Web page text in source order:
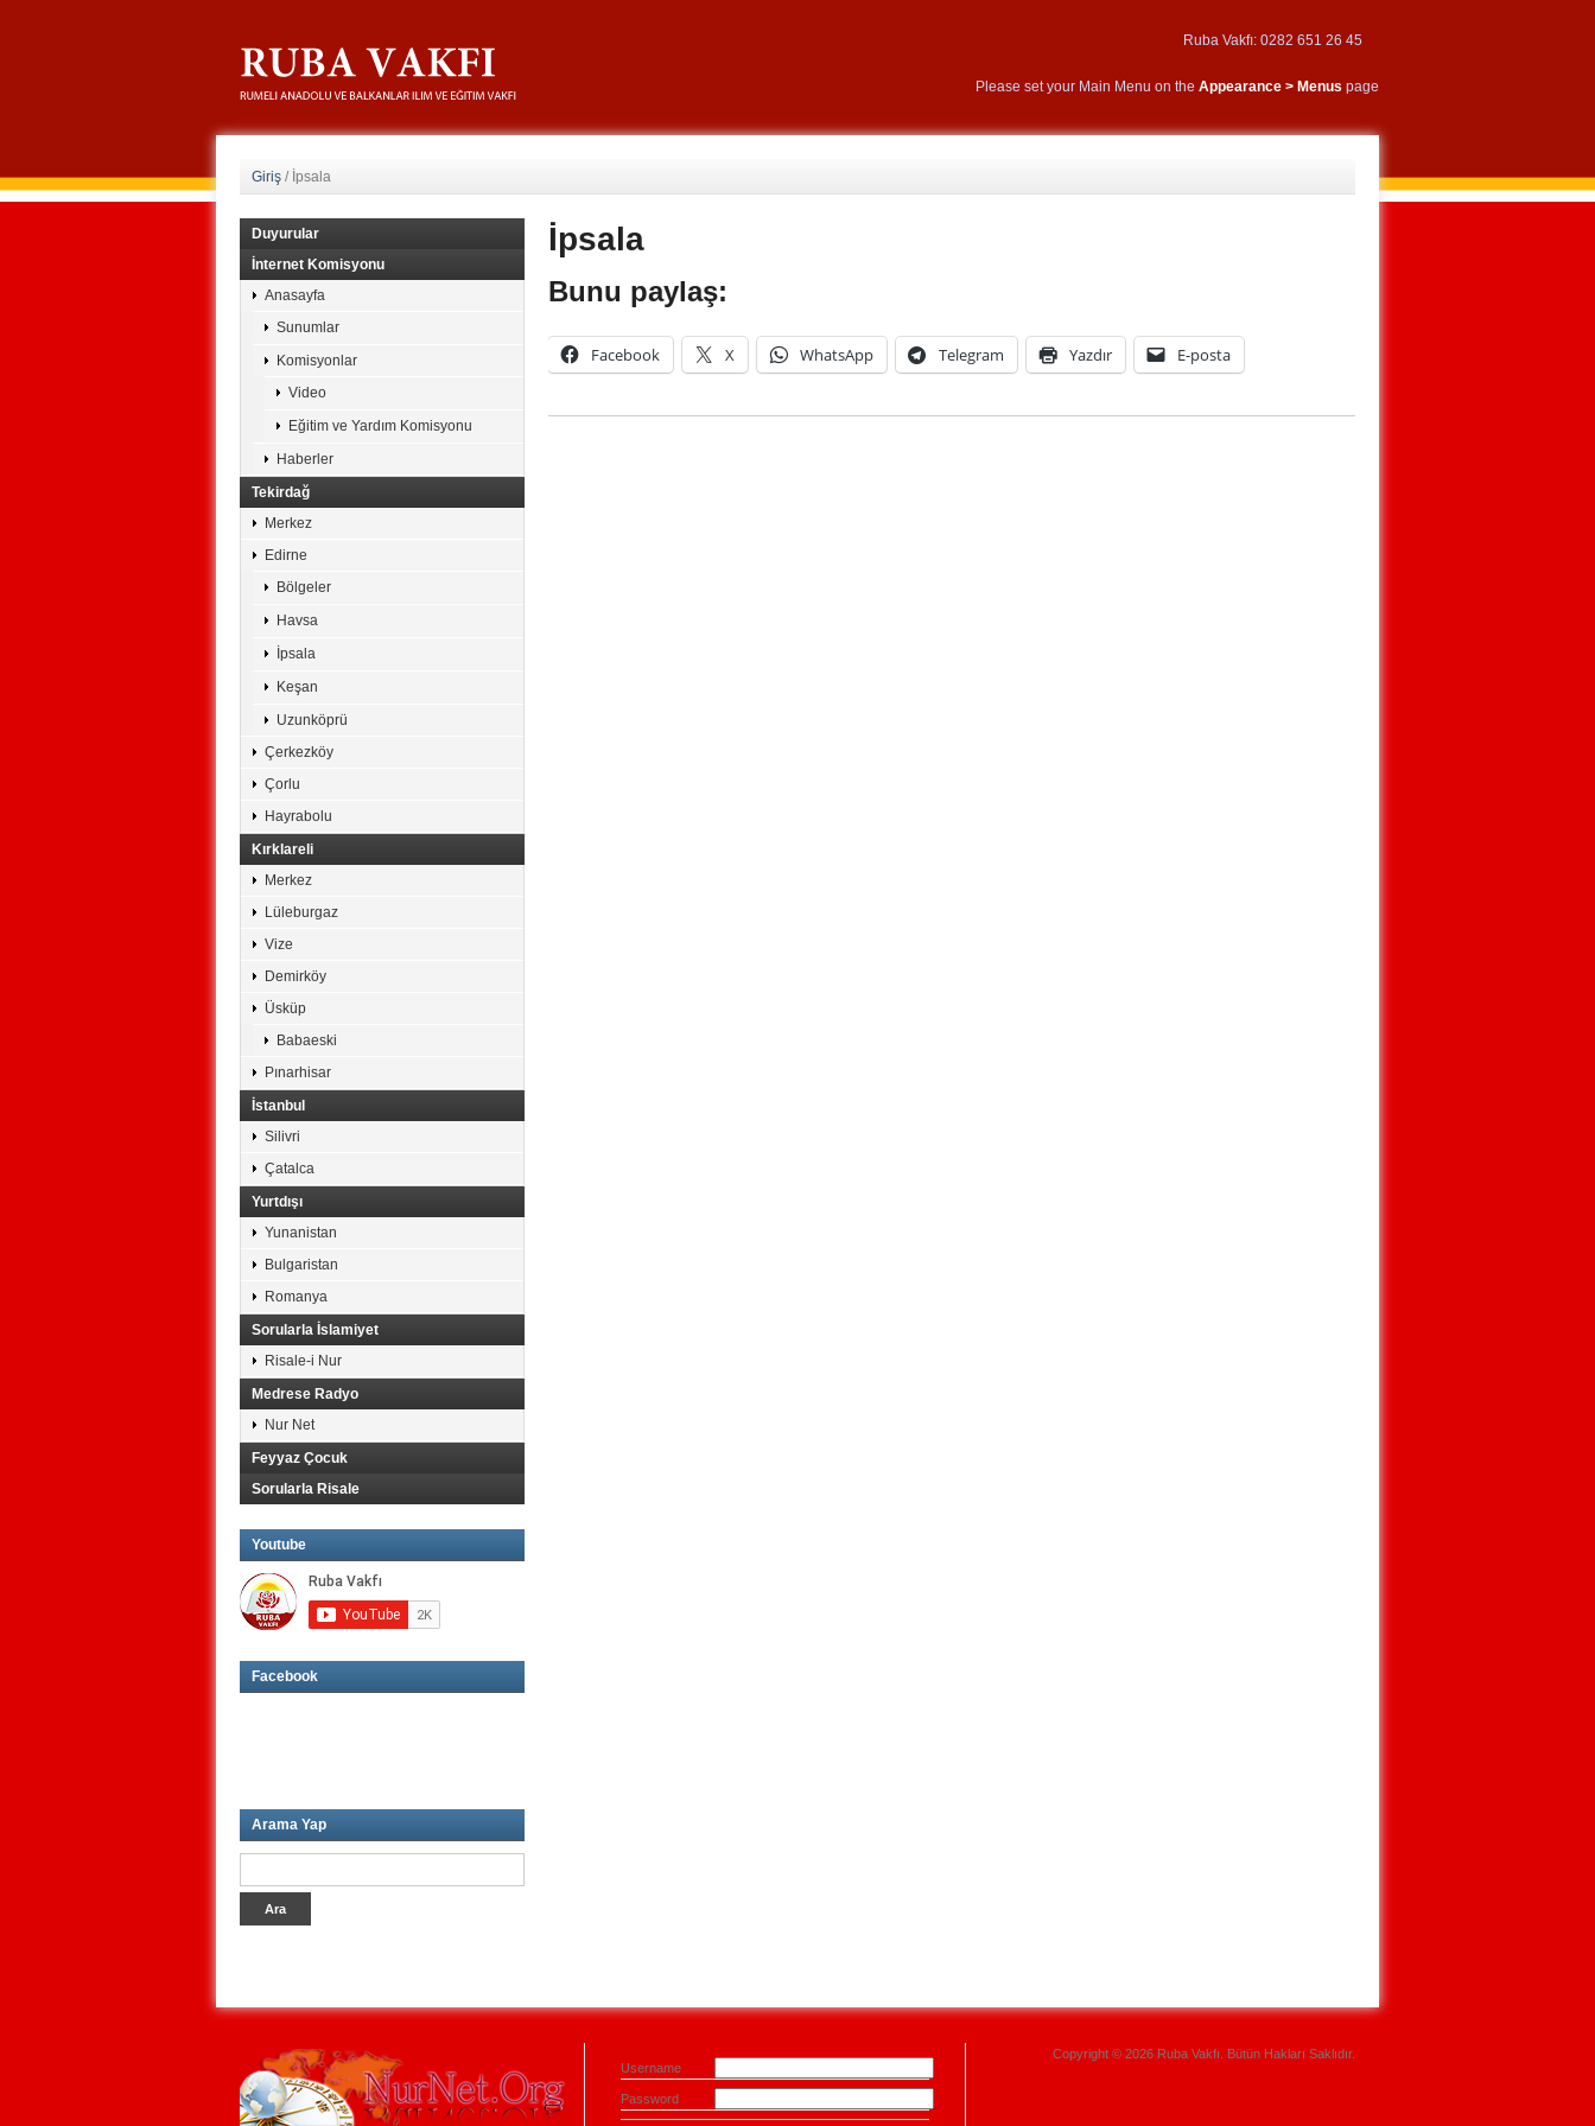
Ruba Vakfı: 0282 651 26 45
Please set your Main Menu on the Appearance > Menus page
Giriş / İpsala
İpsala
Bunu paylaş:
Facebook X WhatsApp Telegram Yazdır E-posta
Duyurular
İnternet Komisyonu
Anasayfa
Sunumlar
Komisyonlar
Video
Eğitim ve Yardım Komisyonu
Haberler
Tekirdağ
Merkez
Edirne
Bölgeler
Havsa
İpsala
Keşan
Uzunköprü
Çerkezköy
Çorlu
Hayrabolu
Kırklareli
Merkez
Lüleburgaz
Vize
Demirköy
Üsküp
Babaeski
Pınarhisar
İstanbul
Silivri
Çatalca
Yurtdışı
Yunanistan
Bulgaristan
Romanya
Sorularla İslamiyet
Risale-i Nur
Medrese Radyo
Nur Net
Feyyaz Çocuk
Sorularla Risale
Youtube
Facebook
Arama Yap
Username
Password
Copyright © 2026 Ruba Vakfı. Bütün Hakları Saklıdır.